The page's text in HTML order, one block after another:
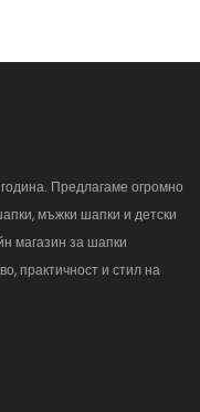
Предлагаме огромно
мъжки шапки и детски
магазин за шапки
практичност и стил на